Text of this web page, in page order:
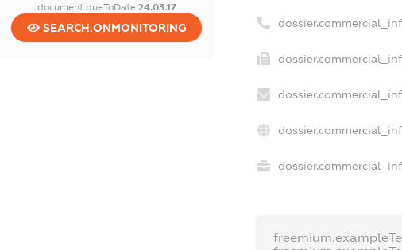
document.dueToDate 24.03.17
SEARCH.ONMONITORING